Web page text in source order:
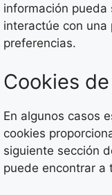
información pueda
interactúe con
preferencias.
Cookies
En algunos casos
cookies
siguiente sección
puede encontrar a